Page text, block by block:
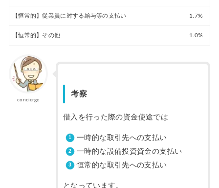
【恒常的】従業員に対する給与等の支払い 1.7%
【恒常的】その他 1.0%
concierge
考察
借入を行った際の資金使途では
一時的な取引先への支払い
一時的な設備投資資金の支払い
恒常的な取引先への支払い
となっています。